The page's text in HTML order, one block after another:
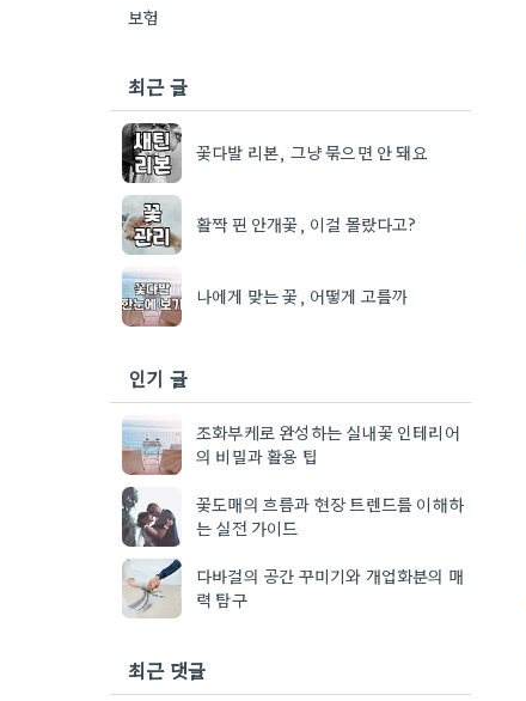
보험
최근 글
꽃다발 리본, 그냥 묶으면 안 돼요
활짝 핀 안개꽃, 이걸 몰랐다고?
나에게 맞는 꽃, 어떻게 고를까
인기 글
조화부케로 완성하는 실내꽃 인테리어
의 비밀과 활용 팁
꽃도매의 흐름과 현장 트렌드를 이해하
는 실전 가이드
다바걸의 공간 꾸미기와 개업화분의 매
력 탐구
최근 댓글